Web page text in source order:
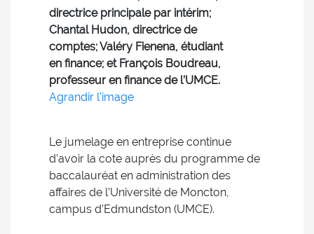
directrice principale par intérim;
Chantal Hudon, directrice de
comptes; Valéry Fienena, étudiant
en finance; et François Boudreau,
professeur en finance de l’UMCE.
Agrandir l'image
Le jumelage en entreprise continue
d’avoir la cote auprès du programme de
baccalauréat en administration des
affaires de l’Université de Moncton,
campus d’Edmundston (UMCE).